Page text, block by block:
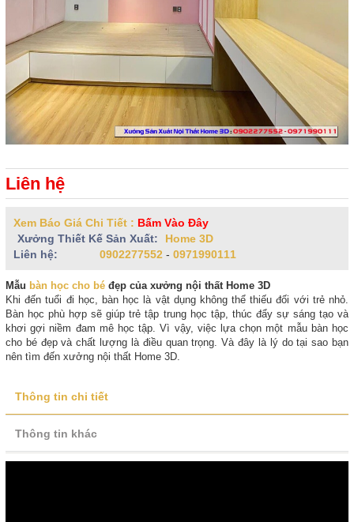
Liên hệ
Xem Báo Giá Chi Tiết : Bấm Vào Đây
Xưởng Thiết Kế Sản Xuất:
Home 3D
Liên hệ:
0902277552 - 0971990111
Mẫu bàn học cho bé đẹp của xưởng nội thất Home 3D
Khi đến tuổi đi học, bàn học là vật dụng không thể thiếu đối với trẻ nhỏ.
Bàn học phù hợp sẽ giúp trẻ tập trung học tập, thúc đẩy sự sáng tạo và
khơi gợi niềm đam mê học tập. Vì vậy, việc lựa chọn một mẫu bàn học
cho bé đẹp và chất lượng là điều quan trọng. Và đây là lý do tại sao bạn
nên tìm đến xưởng nội thất Home 3D.
Thông tin chi tiết
Thông tin khác